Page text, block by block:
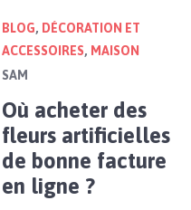
BLOG, DÉCORATION ET
ACCESSOIRES, MAISON
SAM
Où acheter des
fleurs artificielles
de bonne facture
en ligne ?